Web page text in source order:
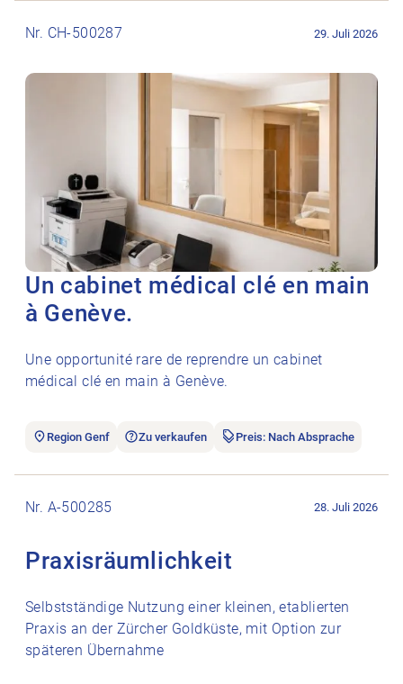
Nr. CH-500287 29. Juli 2026
Un cabinet médical clé en main
à Genève.
Une opportunité rare de reprendre un cabinet
médical clé en main à Genève.
Region Genf Zu verkaufen Preis: Nach Absprache
Nr. A-500285 28. Juli 2026
Praxisräumlichkeit
Selbstständige Nutzung einer kleinen, etablierten
Praxis an der Zürcher Goldküste, mit Option zur
späteren Übernahme